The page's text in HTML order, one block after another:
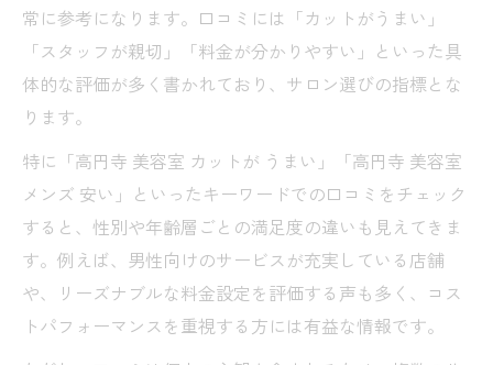
常に参考になります。口コミには「カットがうまい」
「スタッフが親切」「料金が分かりやすい」といった具
体的な評価が多く書かれており、サロン選びの指標とな
ります。
特に「高円寺 美容室 カットが うまい」「高円寺 美容室
メンズ 安い」といったキーワードでの口コミをチェック
すると、性別や年齢層ごとの満足度の違いも見えてきま
す。例えば、男性向けのサービスが充実している店舗
や、リーズナブルな料金設定を評価する声も多く、コス
トパフォーマンスを重視する方には有益な情報です。